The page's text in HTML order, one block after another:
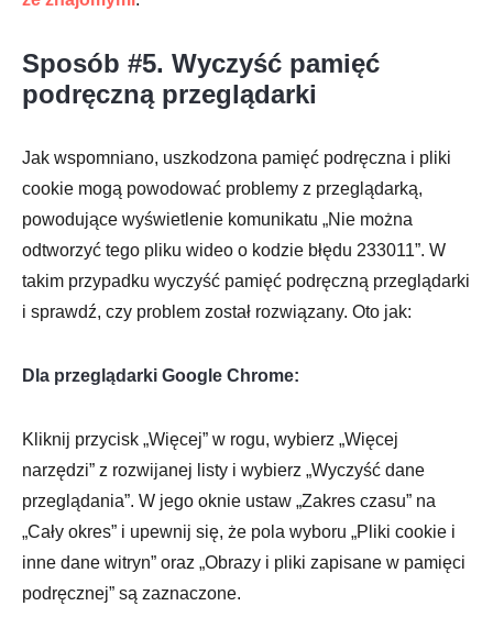
Sposób #5. Wyczyść pamięć
podręczną przeglądarki
Jak wspomniano, uszkodzona pamięć podręczna i pliki
cookie mogą powodować problemy z przeglądarką,
powodujące wyświetlenie komunikatu „Nie można
odtworzyć tego pliku wideo o kodzie błędu 233011”. W
takim przypadku wyczyść pamięć podręczną przeglądarki
i sprawdź, czy problem został rozwiązany. Oto jak:
Dla przeglądarki Google Chrome:
Kliknij przycisk „Więcej” w rogu, wybierz „Więcej
narzędzi” z rozwijanej listy i wybierz „Wyczyść dane
przeglądania”. W jego oknie ustaw „Zakres czasu” na
„Cały okres” i upewnij się, że pola wyboru „Pliki cookie i
inne dane witryn” oraz „Obrazy i pliki zapisane w pamięci
podręcznej” są zaznaczone.